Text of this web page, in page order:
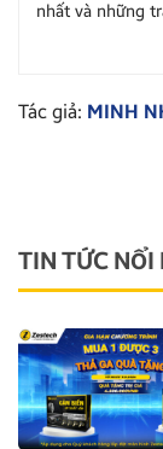
nhất và những
Tác giả: MINH
TIN TỨC NỔI